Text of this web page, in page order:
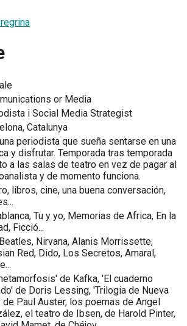
or Media
i Social Media Strategist
Catalunya
periodista que sueña sentarse en una
y disfrutar. Temporada tras temporada
a las salas de teatro en vez de pagar al
y de momento funciona.
libros, cine, una buena conversación,
Tu y yo, Memorias de Africa, En la
Ficció...
Nirvana, Alanis Morrissette,
Red, Dido, Los Secretos, Amaral,
de Kafka, 'El cuaderno
de Doris Lessing, 'Trilogia de Nueva
de Paul Auster, los poemas de Angel
el teatro de Ibsen, de Harold Pinter,